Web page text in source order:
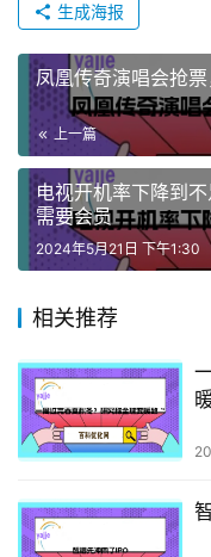
生成海报
凤凰传奇演唱会抢
上一篇
电视开机率下降到
需要会员
2024年5月21日 下午1:30
相关推荐